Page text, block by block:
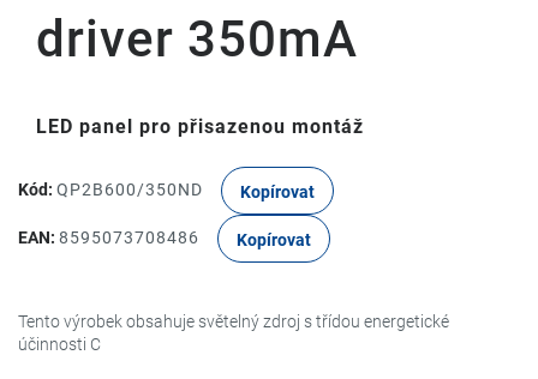
driver 350mA
LED panel pro přisazenou montáž
Kód: QP2B600/350ND Kopírovat
EAN: 8595073708486 Kopírovat
Tento výrobek obsahuje světelný zdroj s třídou energetické
účinnosti C